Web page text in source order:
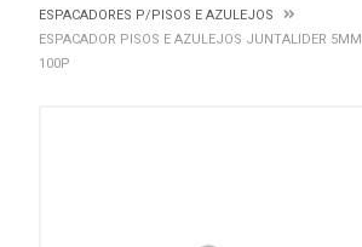
ESPACADORES P/PISOS E AZULEJOS
ESPACADOR PISOS E AZULEJOS JUNTALIDER 5MM
100P